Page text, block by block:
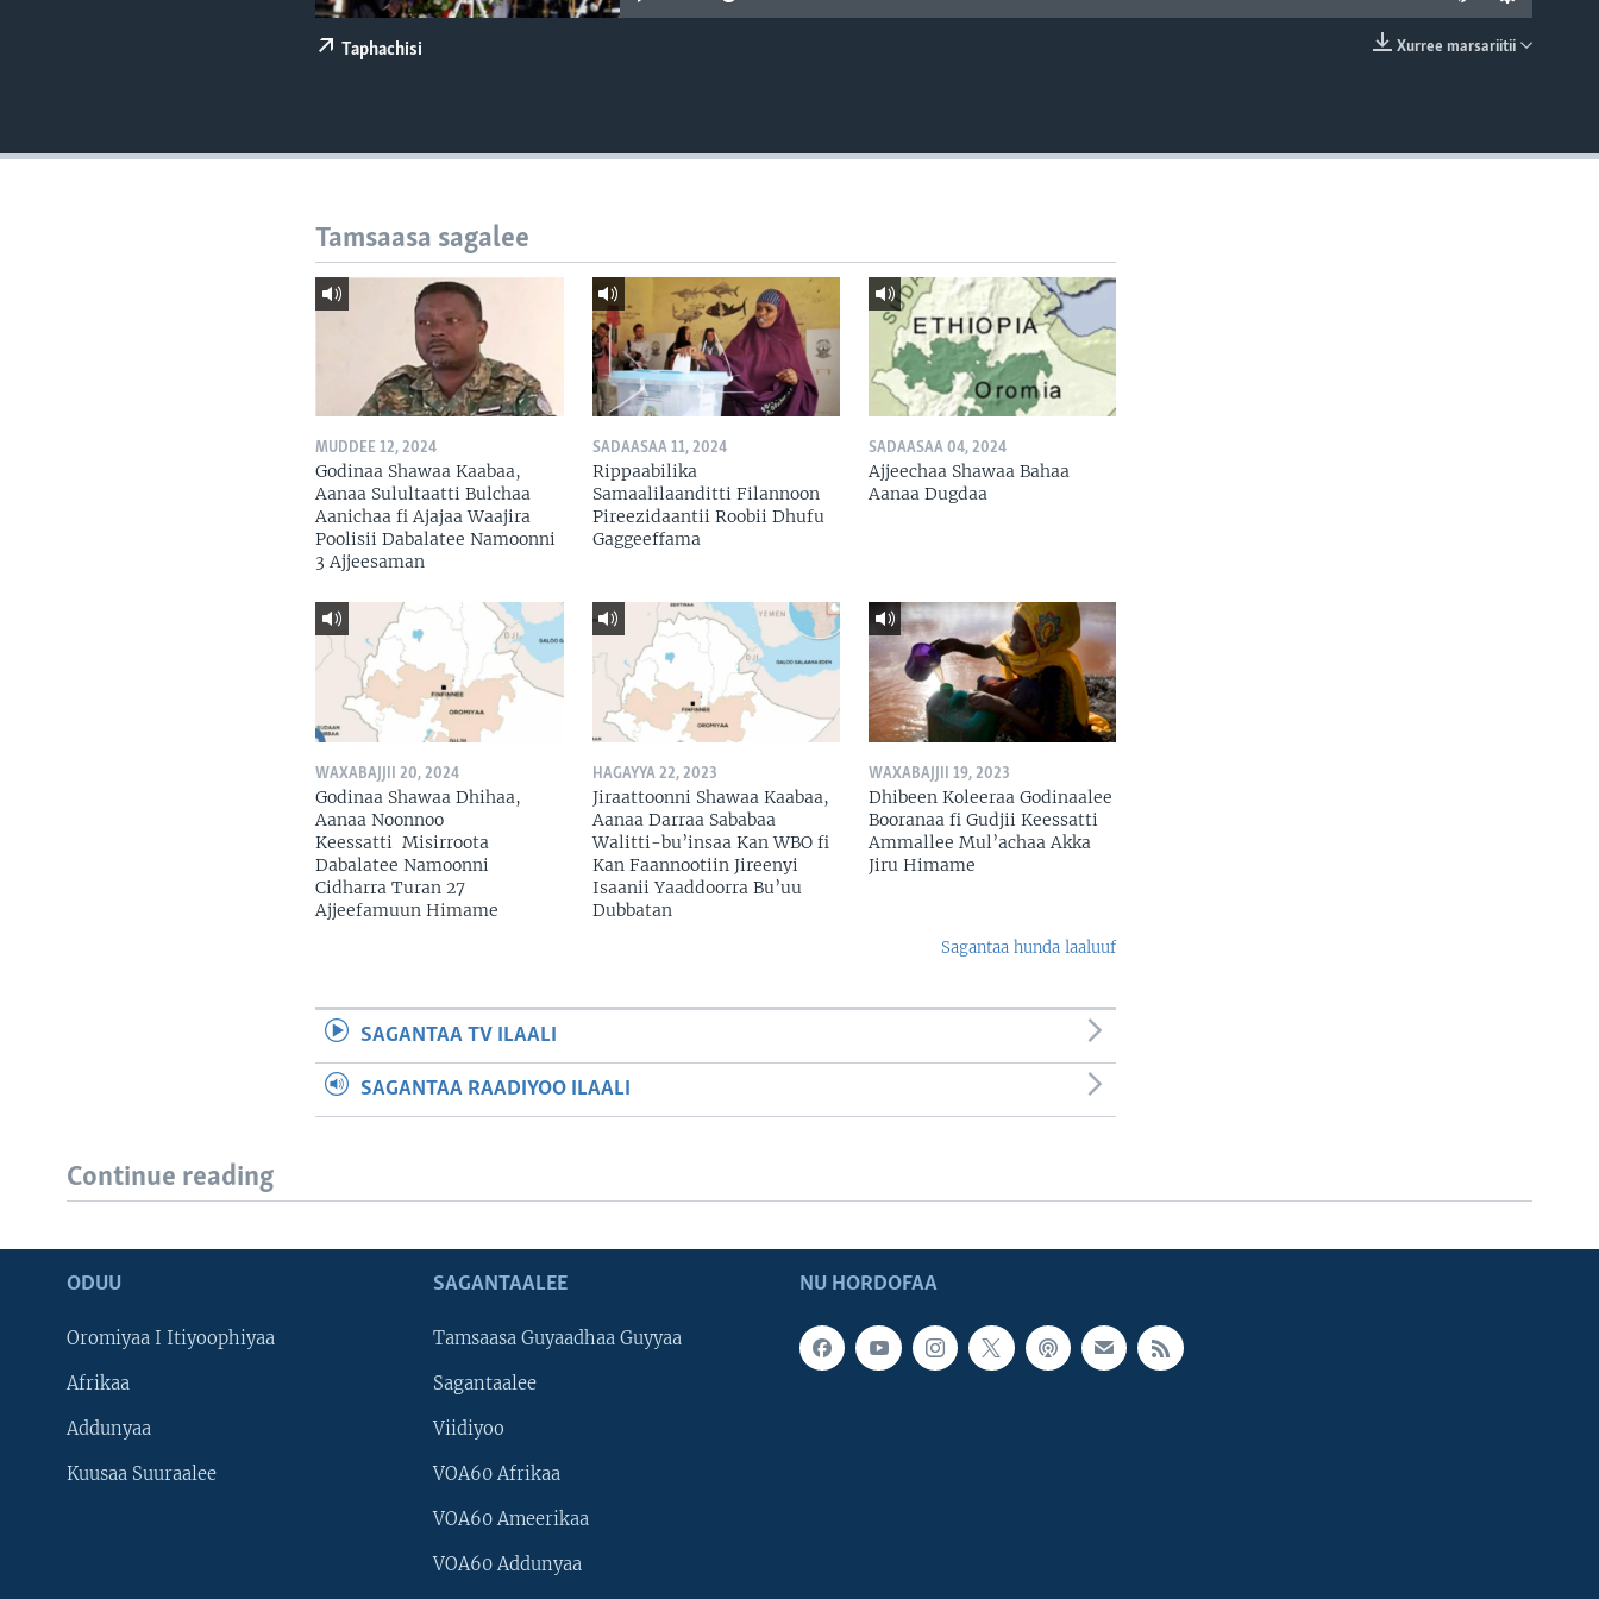
Xurree marsariitii
Taphachisi
Tamsaasa sagalee
MUDDEE 12, 2024
Godinaa Shawaa Kaabaa,
Aanaa Sulultaatti Bulchaa
Aanichaa fi Ajajaa Waajira
Poolisii Dabalatee Namoonni
3 Ajjeesaman
SADAASAA 11, 2024
Rippaabilika
Samaalilaanditti Filannoon
Pireezidaantii Roobii Dhufu
Gaggeeffama
SADAASAA 04, 2024
Ajjeechaa Shawaa Bahaa
Aanaa Dugdaa
WAXABAJJII 20, 2024
Godinaa Shawaa Dhihaa,
Aanaa Noonnoo
Keessatti Misirroota
Dabalatee Namoonni
Cidharra Turan 27
Ajjeefamuun Himame
HAGAYYA 22, 2023
Jiraattoonni Shawaa Kaabaa,
Aanaa Darraa Sababaa
Walitti-bu’insaa Kan WBO fi
Kan Faannootiin Jireenyi
Isaanii Yaaddoorra Bu’uu
Dubbatan
WAXABAJJII 19, 2023
Dhibeen Koleeraa Godinaalee
Booranaa fi Gudjii Keessatti
Ammallee Mul’achaa Akka
Jiru Himame
Sagantaa hunda laaluuf
SAGANTAA TV ILAALI
SAGANTAA RAADIYOO ILAALI
Continue reading
NU HORDOFAA
ODUU
Oromiyaa I Itiyoophiyaa
Afrikaa
Addunyaa
Kuusaa Suuraalee
SAGANTAALEE
Tamsaasa Guyaadhaa Guyyaa
Sagantaalee
Viidiyoo
VOA60 Afrikaa
VOA60 Ameerikaa
VOA60 Addunyaa